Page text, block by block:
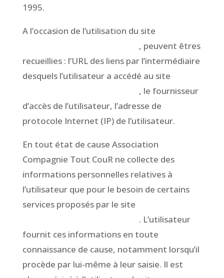
1995.
A l’occasion de l’utilisation du site
, peuvent êtres
recueillies : l’URL des liens par l’intermédiaire
desquels l’utilisateur a accédé au site
, le fournisseur
d’accès de l’utilisateur, l’adresse de
protocole Internet (IP) de l’utilisateur.
En tout état de cause Association
Compagnie Tout CouR ne collecte des
informations personnelles relatives à
l’utilisateur que pour le besoin de certains
services proposés par le site
. L’utilisateur
fournit ces informations en toute
connaissance de cause, notamment lorsqu’il
procède par lui-même à leur saisie. Il est